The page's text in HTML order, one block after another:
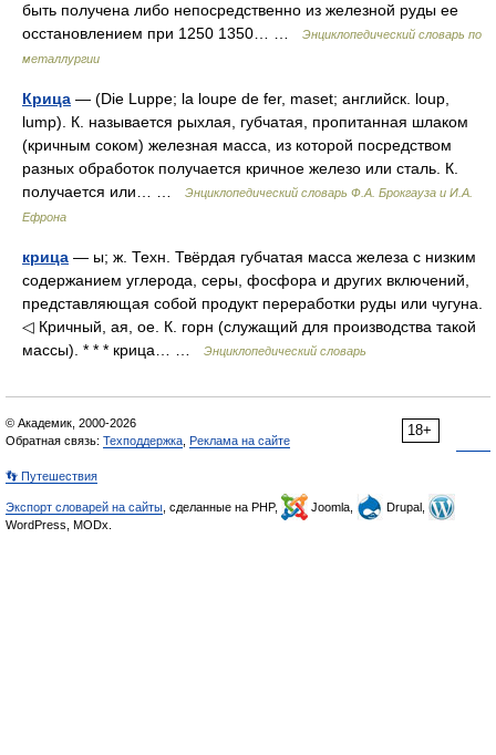
быть получена либо непосредственно из железной руды ее
осстановлением при 1250 1350… …
Энциклопедический словарь по
металлургии
Крица — (Die Luppe; la loupe de fer, maset; английск. loup,
lump). К. называется рыхлая, губчатая, пропитанная шлаком
(кричным соком) железная масса, из которой посредством
разных обработок получается кричное железо или сталь. К.
получается или… …
Энциклопедический словарь Ф.А. Брокгауза и И.А.
Ефрона
крица — ы; ж. Техн. Твёрдая губчатая масса железа с низким
содержанием углерода, серы, фосфора и других включений,
представляющая собой продукт переработки руды или чугуна.
◁ Кричный, ая, ое. К. горн (служащий для производства такой
массы). * * * крица… …
Энциклопедический словарь
18+
© Академик, 2000-2026
Обратная связь: Техподдержка Реклама на сайте
👣 Путешествия
Экспорт словарей на сайты , сделанные на PHP, Joomla,
Drupal,
WordPress, MODx.